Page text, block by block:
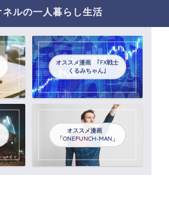
ネルの一人暮らし生活
オススメ漫画 ｢FX戦士
くるみちゃん｣
オススメ漫画
「ONEPUNCH-MAN」